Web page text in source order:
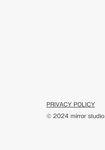
PRIVACY POLICY
© 2024 mirror studio.